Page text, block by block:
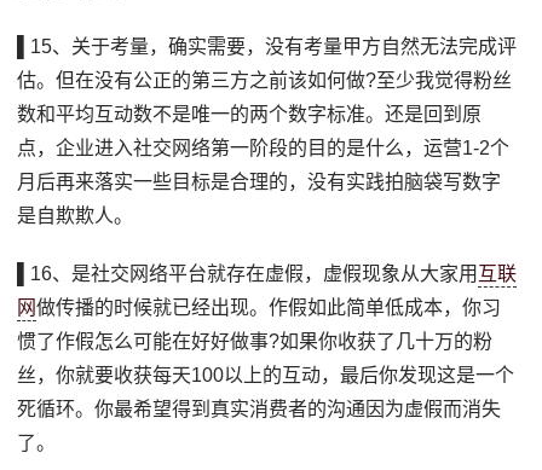
▌15、关于考量，确实需要，没有考量甲方自然无法完成评
估。但在没有公正的第三方之前该如何做?至少我觉得粉丝
数和平均互动数不是唯一的两个数字标准。还是回到原
点，企业进入社交网络第一阶段的目的是什么，运营1-2个
月后再来落实一些目标是合理的，没有实践拍脑袋写数字
是自欺欺人。
▌16、是社交网络平台就存在虚假，虚假现象从大家用 互联
网做传播的时候就已经出现。作假如此简单低成本，你习
惯了作假怎么可能在好好做事?如果你收获了几十万的粉
丝，你就要收获每天100以上的互动，最后你发现这是一个
死循环。你最希望得到真实消费者的沟通因为虚假而消失
了。